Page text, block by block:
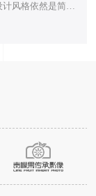
风格依然是简洁